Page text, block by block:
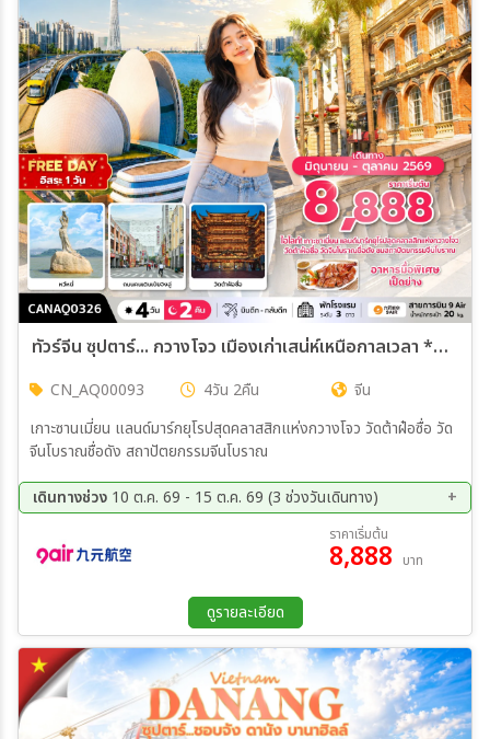
ทัวร์จีน ซุปตาร์... กวางโจว เมืองเก่าเสน่ห์เหนือกาลเวลา *บินดึก-กลับดึก* 4วัน 2คืน (AQ)
CN_AQ00093 4วัน 2คืน
จีน
เกาะซานเมี่ยน แลนด์มาร์กยุโรปสุดคลาสสิกแห่งกวางโจว วัดต้าฝ๋อซื่อ วัด
จีนโบราณชื่อดัง สถาปัตยกรรมจีนโบราณ
เดินทางช่วง 10 ต.ค. 69 - 15 ต.ค. 69 (3 ช่วงวันเดินทาง)
11 ต.ค. 69 - 14 ต.ค. 69
12 ต.ค. 69 - 15 ต.ค. 69
ราคาเริ่มต้น
8,888 บาท
ดูรายละเอียด